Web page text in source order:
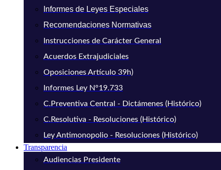
Informes de Leyes Especiales
Recomendaciones Normativas
Instrucciones de Carácter General
Acuerdos Extrajudiciales
Oposiciones Artículo 39h)
Informes Ley N°19.733
C.Preventiva Central - Dictámenes (Histórico)
C.Resolutiva - Resoluciones (Histórico)
Ley Antimonopolio - Resoluciones (Histórico)
Transparencia
Audiencias Presidente